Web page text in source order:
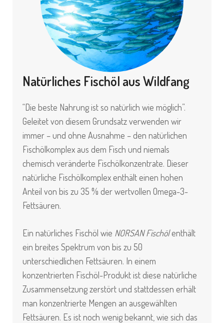
Natürliches Fischöl aus Wildfang
“Die beste Nahrung ist so natürlich wie möglich”.
Geleitet von diesem Grundsatz verwenden wir
immer – und ohne Ausnahme – den natürlichen
Fischölkomplex aus dem Fisch und niemals
chemisch veränderte Fischölkonzentrate. Dieser
natürliche Fischölkomplex enthält einen hohen
Anteil von bis zu 35 % der wertvollen Omega-3-
Fettsäuren.
Ein natürliches Fischöl wie NORSAN Fischölenthält
ein breites Spektrum von bis zu 50
unterschiedlichen Fettsäuren. In einem
konzentrierten Fischöl-Produkt ist diese natürliche
Zusammensetzung zerstört und stattdessen erhält
man konzentrierte Mengen an ausgewählten
Fettsäuren. Es ist noch wenig bekannt, wie sich das